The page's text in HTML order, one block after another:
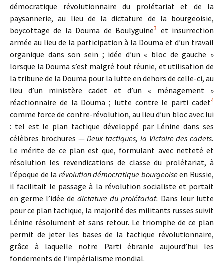
démocratique révolutionnaire du prolétariat et de la
paysannerie, au lieu de la dictature de la bourgeoisie,
boycottage de la Douma de Boulyguine3 et insurrection
armée au lieu de la participation à la Douma et d’un travail
organique dans son sein ; idée d’un « bloc de gauche »
lorsque la Douma s’est malgré tout réunie, et utilisation de
la tribune de la Douma pour la lutte en dehors de celle-ci, au
lieu d’un ministère cadet et d’un « ménagement »
réactionnaire de la Douma ; lutte contre le parti cadet4
comme force de contre-révolution, au lieu d’un bloc avec lui
: tel est le plan tactique développé par Lénine dans ses
célèbres brochures —Deux tactiques, la Victoire des cadets.
Le mérite de ce plan est que, formulant avec netteté et
résolution les revendications de classe du prolétariat, à
l’époque de la révolution démocratique bourgeoiseen Russie,
il facilitait le passage à la révolution socialiste et portait
en germe l’idée de dictature du prolétariat. Dans leur lutte
pour ce plan tactique, la majorité des militants russes suivit
Lénine résolument et sans retour. Le triomphe de ce plan
permit de jeter les bases de la tactique révolutionnaire,
grâce à laquelle notre Parti ébranle aujourd’hui les
fondements de l’impérialisme mondial.